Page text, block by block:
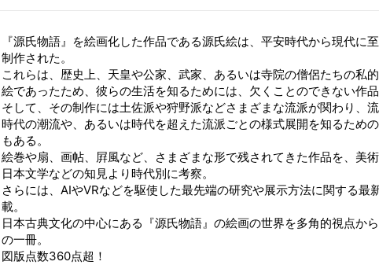
『源氏物語』を絵画化した作品である源氏絵は、平安時代から現代に
制作された。
これらは、歴史上、天皇や公家、武家、あるいは寺院の僧侶たちの私
絵であったため、彼らの生活を知るためには、欠くことのできない作品
そして、その制作には土佐派や狩野派などさまざまな流派が関わり、
時代の潮流や、あるいは時代を超えた流派ごとの様式展開を知るため
もある。
絵巻や扇、画帖、屛風など、さまざまな形で残されてきた作品を、美術
日本文学などの知見より時代別に考察。
さらには、AIやVRなどを駆使した最先端の研究や展示方法に関する最
載。
日本古典文化の中心にある『源氏物語』の絵画の世界を多角的視点か
の一冊。
図版点数360点超！